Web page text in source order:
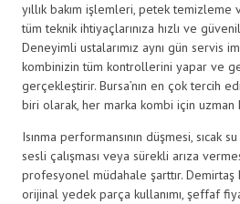
yıllık bakım işlemleri, petek
tüm teknik ihtiyaçlarınıza hızlı ve
Deneyimli ustalarımız aynı gün servis
kombinizin tüm kontrollerini yapar ve
gerçekleştirir. Bursa’nın en çok tercih
biri olarak, her marka kombi için
Isınma performansının düşmesi, sıcak
sesli çalışması veya sürekli arıza
profesyonel müdahale şarttır.
orijinal yedek parça kullanımı, şeffaf